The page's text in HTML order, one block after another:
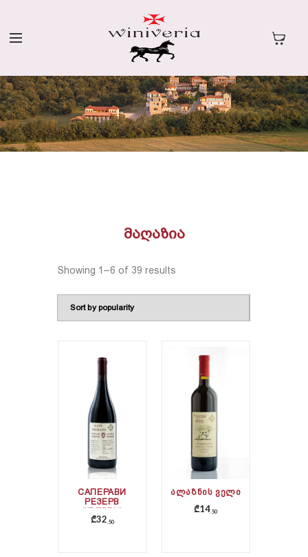
ᲛᲐᲦᲐᲖᲘᲐ
Showing 1–6 of 39 results
САПЕРАВИ
РЕЗЕРВ
₾32 50
ᲐᲚᲐᲖᲜᲘᲡ ᲕᲔᲚᲘ
₾14 50